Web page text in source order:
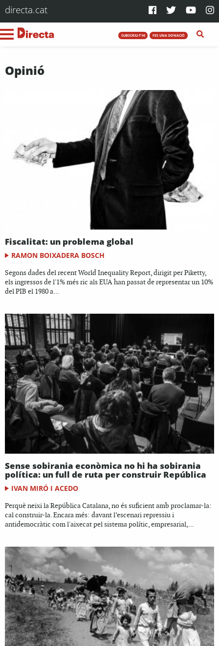
directa.cat
SUBSCRIU-T'HI FES UNA DONACIÓ
Opinió
Fiscalitat: un problema global
RAMON BOIXADERA BOSCH
Segons dades del recent World Inequality Report, dirigit per Piketty,
els ingressos de l'1% més ric als EUA han passat de representar un 10%
del PIB el 1980 a...
Sense sobirania econòmica no hi ha sobirania
política: un full de ruta per construir República
IVAN MIRÓ I ACEDO
Perquè neixi la República Catalana, no és suficient amb proclamar-la:
cal construir-la. Encara més: davant l’escenari repressiu i
antidemocràtic com l'aixecat pel sistema polític, empresarial,...